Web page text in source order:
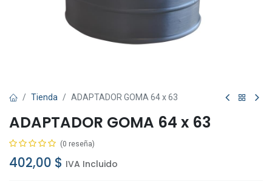
Tienda ADAPTADOR GOMA 64 x 63
ADAPTADOR GOMA 64 x 63
(0 reseña)
402,00 $ IVA Incluido